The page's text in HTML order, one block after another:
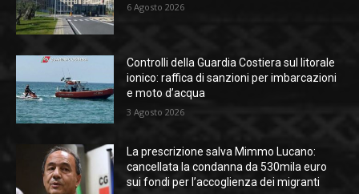
6 Agosto 2026
Controlli della Guardia Costiera sul litorale
ionico: raffica di sanzioni per imbarcazioni
e moto d’acqua
3 Agosto 2026
La prescrizione salva Mimmo Lucano:
cancellata la condanna da 530mila euro
sui fondi per l’accoglienza dei migranti